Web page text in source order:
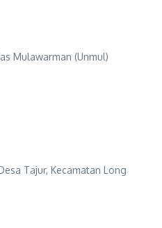
Mulawarman (Unmul)
Tajur, Kecamatan Long